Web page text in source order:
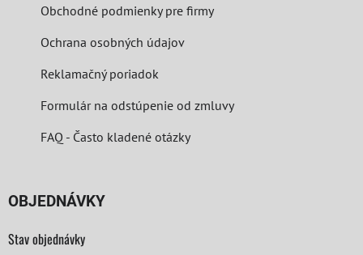
Obchodné podmienky pre firmy
Ochrana osobných údajov
Reklamačný poriadok
Formulár na odstúpenie od zmluvy
FAQ - Často kladené otázky
OBJEDNÁVKY
Stav objednávky